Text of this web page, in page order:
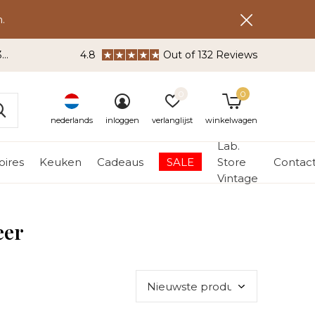
Keuken Cadeaus SALE
Lab.
Store
Vintage
nederlands inloggen verlanglijst winkelwagen
0
4.8 Out of 132 Reviews